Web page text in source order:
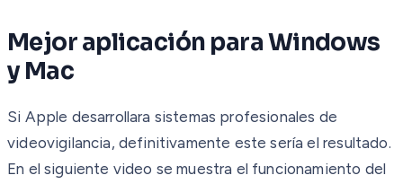
Mejor aplicación para Windows
y Mac
Si Apple desarrollara sistemas profesionales de
videovigilancia, definitivamente este sería el resultado.
En el siguiente video se muestra el funcionamiento del